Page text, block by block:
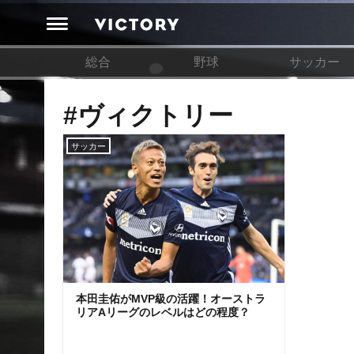
総合 野球 サッカー
#ヴィクトリー
サッカー
本田圭佑がMVP級の活躍！オーストラ
リアAリーグのレベルはどの程度？